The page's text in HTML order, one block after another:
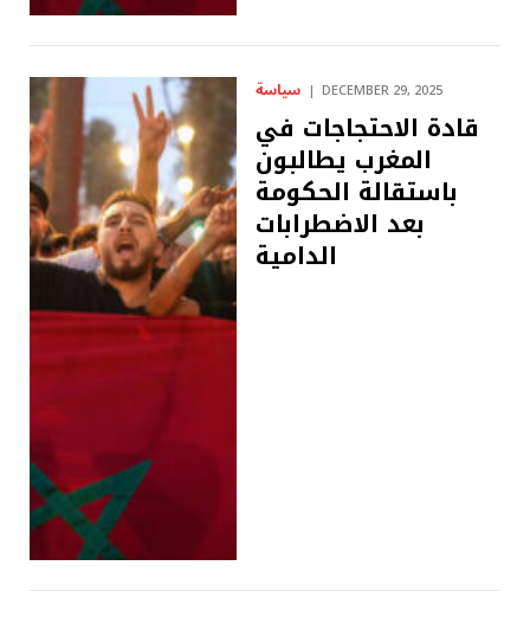
سياسة DECEMBER 29, 2025
قادة الاحتجاجات في
المغرب يطالبون
باستقالة الحكومة
بعد الاضطرابات
الدامية